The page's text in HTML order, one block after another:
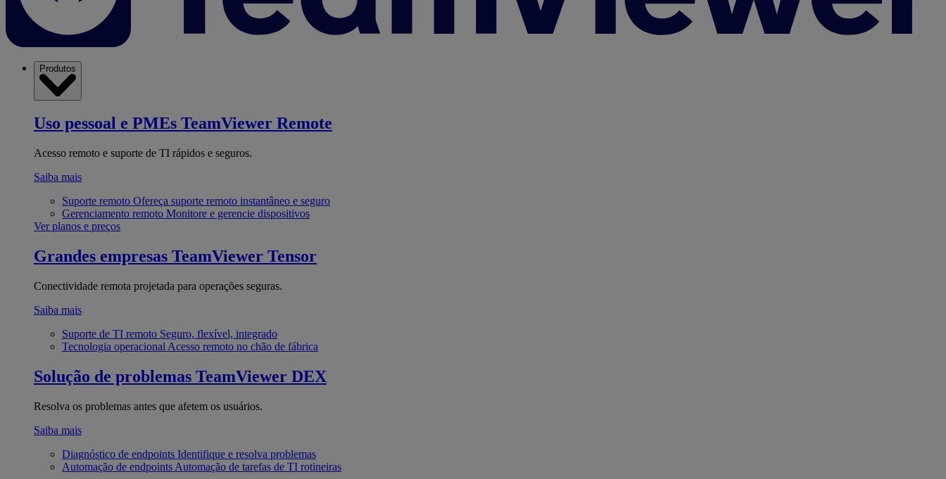
Produtos
Uso pessoal e PMEs TeamViewer Remote
Acesso remoto e suporte de TI rápidos e seguros.
Saiba mais
Suporte remoto Ofereça suporte remoto instantâneo e seguro
Gerenciamento remoto Monitore e gerencie dispositivos
Ver planos e preços
Grandes empresas TeamViewer Tensor
Conectividade remota projetada para operações seguras.
Saiba mais
Suporte de TI remoto Seguro, flexível, integrado
Tecnologia operacional Acesso remoto no chão de fábrica
Solução de problemas TeamViewer DEX
Resolva os problemas antes que afetem os usuários.
Saiba mais
Diagnóstico de endpoints Identifique e resolva problemas
Automação de endpoints Automação de tarefas de TI rotineiras